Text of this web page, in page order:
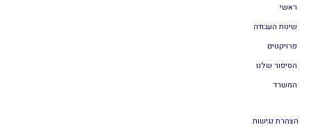
ראשי
שיטת העבודה
פרויקטים
הסיפור שלנו
המשרד
הצהרת נגישות